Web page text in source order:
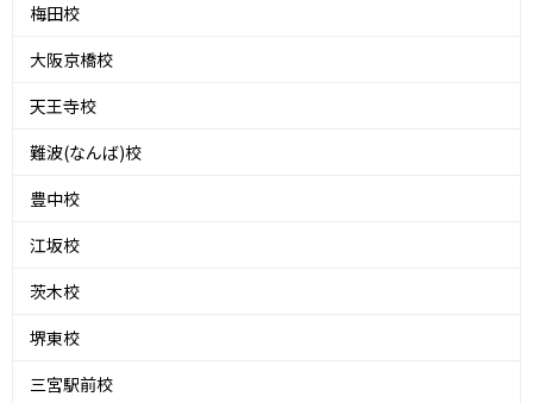
梅田校
大阪京橋校
天王寺校
難波(なんば)校
豊中校
江坂校
茨木校
堺東校
三宮駅前校